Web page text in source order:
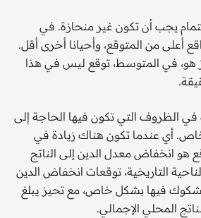
يجب أن تكون غير منحازة. في
أعلى من المتوقع، وأحيانا أخرى أقل.
هو، في المتوسط، توقع ليس في هذا
في الظروف التي تكون فيها الحاجة إلى
أي عندما تكون هناك زيادة في
هو انخفاض معدل الدين إلى الناتج
التاريخية، توقعات انخفاض الدين
فيها بشكل خاص، مع تحيز يبلغ